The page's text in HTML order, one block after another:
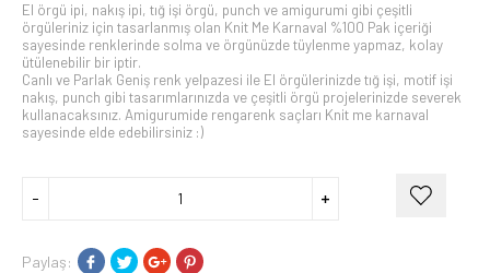
El örgü ipi, nakış ipi, tığ işi örgü, punch ve amigurumi gibi çeşitli
örgüleriniz için tasarlanmış olan Knit Me Karnaval %100 Pak içeriği
sayesinde renklerinde solma ve örgünüzde tüylenme yapmaz, kolay
ütülenebilir bir iptir.
Canlı ve Parlak Geniş renk yelpazesi ile El örgülerinizde tığ işi, motif işi
nakış, punch gibi tasarımlarınızda ve çeşitli örgü projelerinizde severek
kullanacaksınız. Amigurumide rengarenk saçları Knit me karnaval
sayesinde elde edebilirsiniz :)
Paylaş: